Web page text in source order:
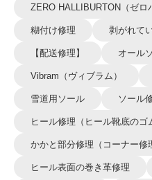
ZERO HALLIBURTON（ゼロ
糊付け修理 剥がれて
【配送修理】 オール
Vibram（ヴィブラム）
雪道用ソール ソール
ヒール修理（ヒール靴底のゴ
かかと部分修理（コーナー修
ヒール表面の巻き革修理